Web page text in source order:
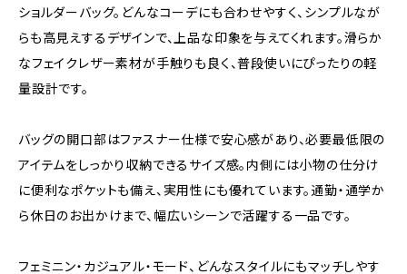
ショルダーバッグ。どんなコーデにも合わせやすく、シンプルなが
らも高見えするデザインで、上品な印象を与えてくれます。滑らか
なフェイクレザー素材が手触りも良く、普段使いにぴったりの軽
量設計です。
バッグの開口部はファスナー仕様で安心感があり、必要最低限の
アイテムをしっかり収納できるサイズ感。内側には小物の仕分け
に便利なポケットも備え、実用性にも優れています。通勤・通学か
ら休日のお出かけまで、幅広いシーンで活躍する一品です。
フェミニン・カジュアル・モード、どんなスタイルにもマッチしやす